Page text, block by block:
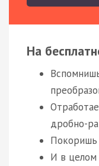
На
дробно-
И в целом